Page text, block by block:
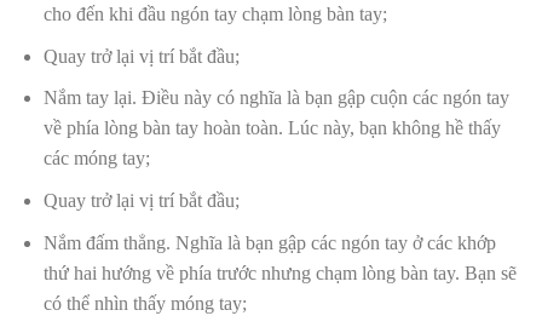
cho đến khi đầu ngón tay chạm lòng bàn tay;
Quay trở lại vị trí bắt đầu;
Nắm tay lại. Điều này có nghĩa là bạn gập cuộn các ngón tay
về phía lòng bàn tay hoàn toàn. Lúc này, bạn không hề thấy
các móng tay;
Quay trở lại vị trí bắt đầu;
Nắm đấm thẳng. Nghĩa là bạn gập các ngón tay ở các khớp
thứ hai hướng về phía trước nhưng chạm lòng bàn tay. Bạn sẽ
có thể nhìn thấy móng tay;